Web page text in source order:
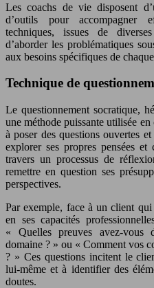
Les coachs de vie disposent
d’outils pour accompagner
techniques, issues de
d’aborder les problématiques
aux besoins spécifiques de
Technique de
Le questionnement socratique,
une méthode puissante utilisée
à poser des questions ouvertes
explorer ses propres pensées
travers un processus de
remettre en question ses
perspectives.
Par exemple, face à un client
en ses capacités
« Quelles preuves avez-vous
domaine ? » ou « Comment vos
? » Ces questions incitent le
lui-même et à identifier des
doutes.